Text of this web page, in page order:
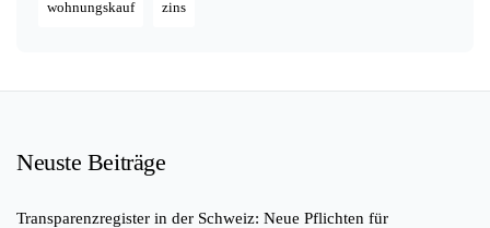
wohnungskauf zins
Neuste Beiträge
Transparenzregister in der Schweiz: Neue Pflichten für